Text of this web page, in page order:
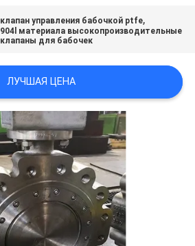
клапан управления бабочкой ptfe,
904l материала высокопроизводительные
клапаны для бабочек
ЛУЧШАЯ ЦЕНА